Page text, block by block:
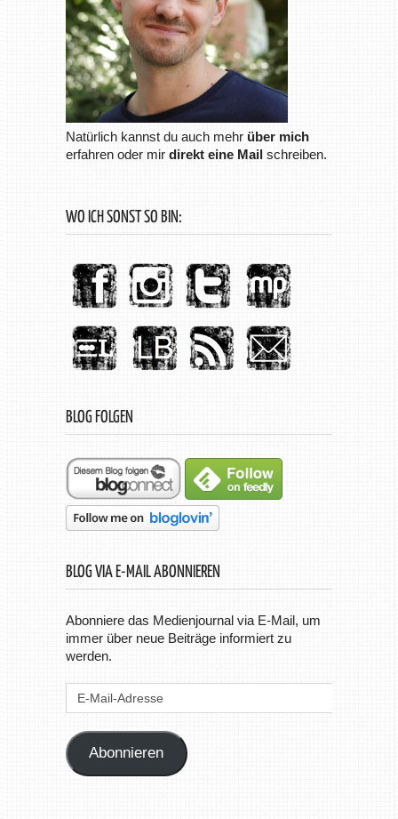
Natürlich kannst du auch mehr über mich
erfahren oder mir direkt eine Mailschreiben.
WO ICH SONST SO BIN:
BLOG FOLGEN
BLOG VIA E-MAIL ABONNIEREN
Abonniere das Medienjournal via E-Mail, um
immer über neue Beiträge informiert zu
werden.
Abonnieren